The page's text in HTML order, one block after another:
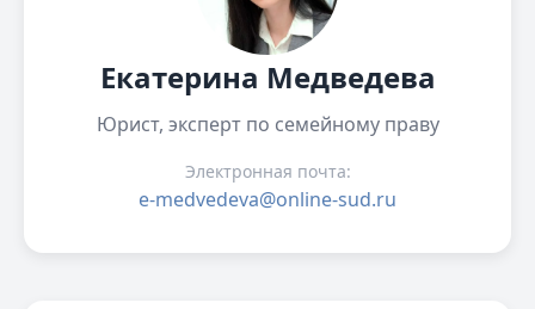
Екатерина Медведева
Юрист, эксперт по семейному праву
Электронная почта:
e-medvedeva@online-sud.ru